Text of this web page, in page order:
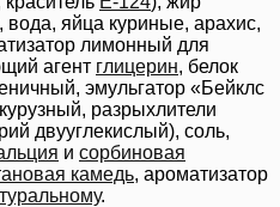
, вода, яйца куриные, арахис,
лимонный для
агент глицерин, белок
эмульгатор «Бейклс
разрыхлители
двууглекислый), соль,
и сорбиновая
камедь, ароматизатор
.